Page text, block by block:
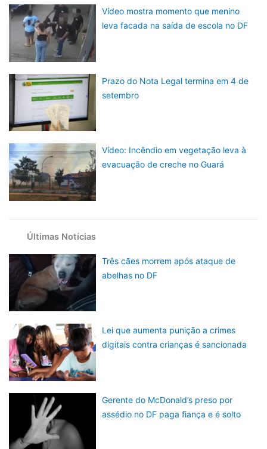
Vídeo mostra momento que menino
leva facada na saída de escola no DF
Prazo do Nota Legal termina em 4 de
setembro
Vídeo: Incêndio em vegetação leva à
evacuação de creche no Guará
Últimas Notícias
Três cães morrem após ataque de
abelhas no DF
Lei que aumenta punição a crimes
digitais contra crianças é sancionada
Gerente do McDonald’s preso por
assédio no DF paga fiança e é solto